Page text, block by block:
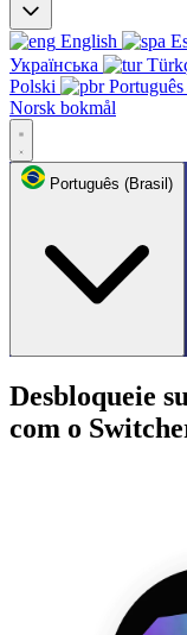
English
Українська
Polski
Norsk bokmål
Português (Brasil)
Desbloqueie
com o